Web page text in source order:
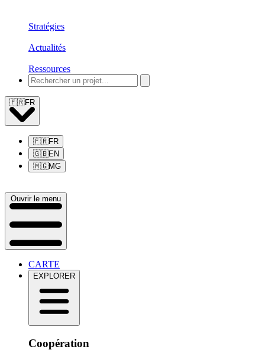
Stratégies
Actualités
Ressources
🇫🇷FR
🇫🇷FR
🇬🇧EN
🇲🇬MG
Ouvrir le menu
CARTE
EXPLORER
Coopération